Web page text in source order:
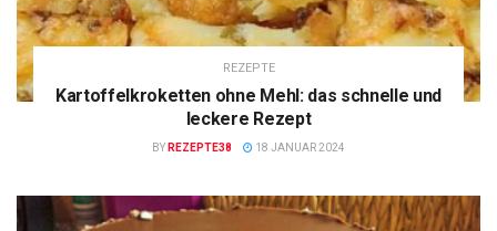
REZEPTE
Kartoffelkroketten ohne Mehl: das schnelle und
leckere Rezept
BY REZEPTE38 18 JANUAR 2024